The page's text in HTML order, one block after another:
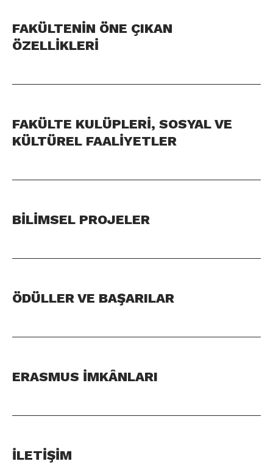
FAKÜLTENİN ÖNE ÇIKAN
ÖZELLİKLERİ
FAKÜLTE KULÜPLERİ, SOSYAL VE
KÜLTÜREL FAALİYETLER
BİLİMSEL PROJELER
ÖDÜLLER VE BAŞARILAR
ERASMUS İMKÂNLARI
İLETİŞİM